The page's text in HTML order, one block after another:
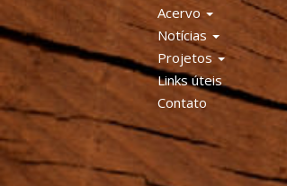
Acervo
Notícias
Projetos
Links úteis
Contato